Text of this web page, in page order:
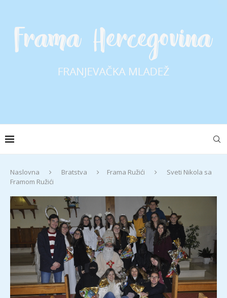
Naslovna Bratstva Frama Ružići
Sveti Nikola sa
Framom Ružići